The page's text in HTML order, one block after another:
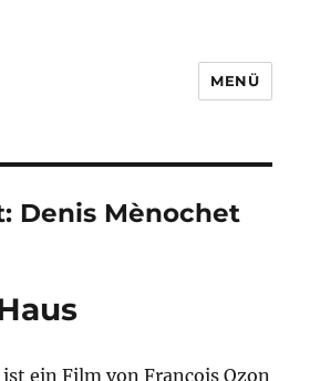
MENÜ
Denis Mènochet
ein Film von François Ozon